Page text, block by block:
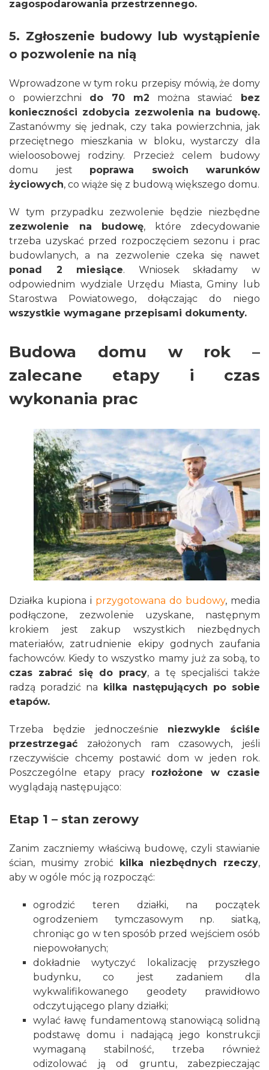
zagospodarowania przestrzennego.
5. Zgłoszenie budowy lub wystąpienie
o pozwolenie na nią
Wprowadzone w tym roku przepisy mówią, że domy
o powierzchni do 70 m2 można stawiać bez
konieczności zdobycia zezwolenia na budowę.
Zastanówmy się jednak, czy taka powierzchnia, jak
przeciętnego mieszkania w bloku, wystarczy dla
wieloosobowej rodziny. Przecież celem budowy
domu jest poprawa swoich warunków
życiowych, co wiąże się z budową większego domu.
W tym przypadku zezwolenie będzie niezbędne
zezwolenie na budowę, które zdecydowanie
trzeba uzyskać przed rozpoczęciem sezonu i prac
budowlanych, a na zezwolenie czeka się nawet
ponad 2 miesiące. Wniosek składamy w
odpowiednim wydziale Urzędu Miasta, Gminy lub
Starostwa Powiatowego, dołączając do niego
wszystkie wymagane przepisami dokumenty.
Budowa domu w rok –
zalecane etapy i czas
wykonania prac
Działka kupiona i przygotowana do budowy, media
podłączone, zezwolenie uzyskane, następnym
krokiem jest zakup wszystkich niezbędnych
materiałów, zatrudnienie ekipy godnych zaufania
fachowców. Kiedy to wszystko mamy już za sobą, to
czas zabrać się do pracy, a tę specjaliści także
radzą poradzić na kilka następujących po sobie
etapów.
Trzeba będzie jednocześnie niezwykle ściśle
przestrzegać założonych ram czasowych, jeśli
rzeczywiście chcemy postawić dom w jeden rok.
Poszczególne etapy pracy rozłożone w czasie
wyglądają następująco:
Etap 1 – stan zerowy
Zanim zaczniemy właściwą budowę, czyli stawianie
ścian, musimy zrobić kilka niezbędnych rzeczy,
aby w ogóle móc ją rozpocząć:
ogrodzić teren działki, na początek
ogrodzeniem tymczasowym np. siatką,
chroniąc go w ten sposób przed wejściem osób
niepowołanych;
dokładnie wytyczyć lokalizację przyszłego
budynku, co jest zadaniem dla
wykwalifikowanego geodety prawidłowo
odczytującego plany działki;
wylaćławę fundamentową stanowiącą solidną
podstawę domu i nadającą jego konstrukcji
wymaganą stabilność, trzeba również
odizolować ją od gruntu, zabezpieczając